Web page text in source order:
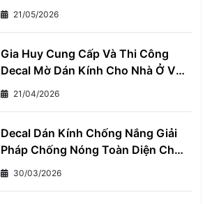
- Giảm Ngay 7°C, Tiết Kiệm 30%
21/05/2026
Gia Huy Cung Cấp Và Thi Công
Decal Mờ Dán Kính Cho Nhà Ở Và
Văn Phòng
21/04/2026
Decal Dán Kính Chống Nắng Giải
Pháp Chống Nóng Toàn Diện Cho
Mọi Nhà
30/03/2026